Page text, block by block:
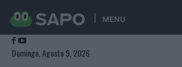
MENU
Domingo, Agosto 9, 2026